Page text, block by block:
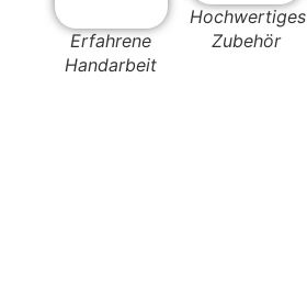
Erfahrene
Handarbeit
Hochwertiges
Zubehör